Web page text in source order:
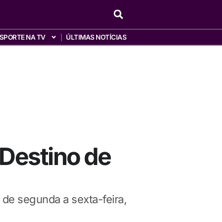
NA TV ÚLTIMAS NOTÍCIAS
de
segunda a sexta-feira,